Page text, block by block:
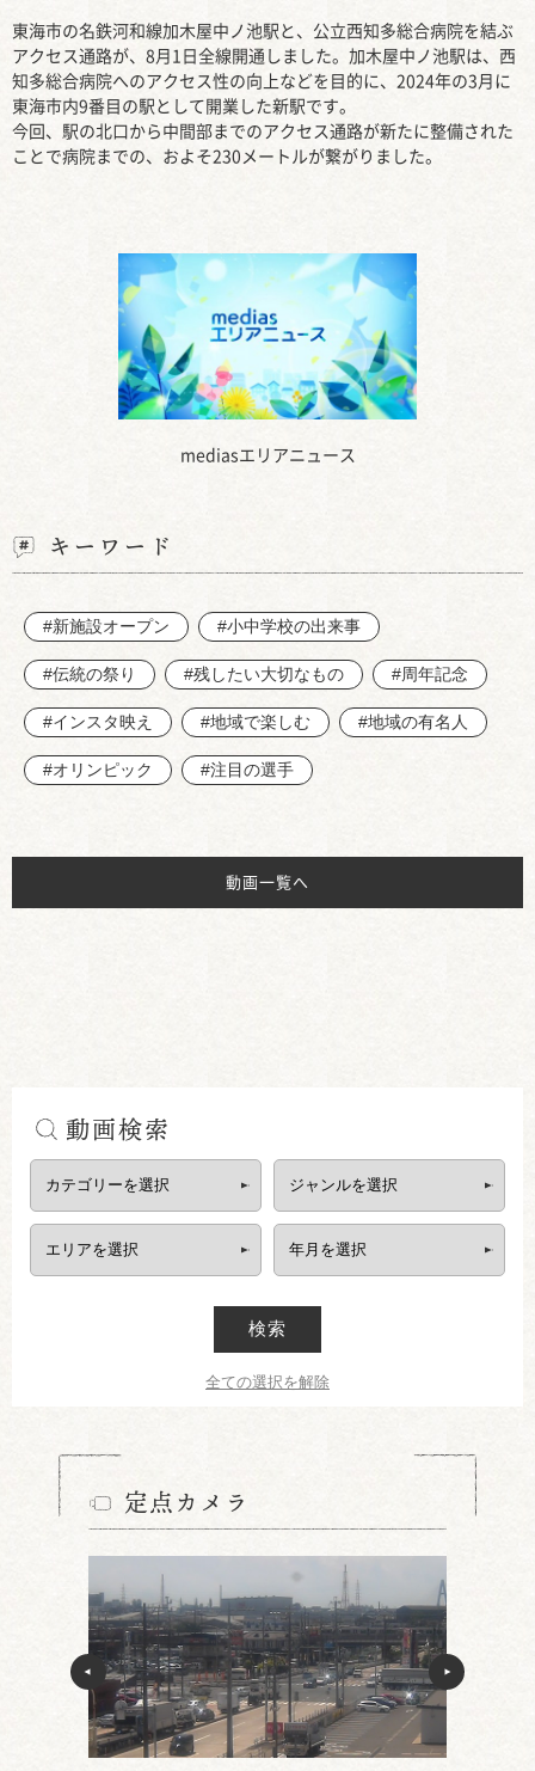
mediasエリアニュース
東海市の名鉄河和線加木屋中ノ池駅と、公立西知多総合病院を結ぶ
アクセス通路が、8月1日全線開通しました。加木屋中ノ池駅は、西
知多総合病院へのアクセス性の向上などを目的に、2024年の3月に
東海市内9番目の駅として開業した新駅です。
今回、駅の北口から中間部までのアクセス通路が新たに整備された
ことで病院までの、およそ230メートルが繋がりました。
キーワード
#新施設オープン #小中学校の出来事
#伝統の祭り #残したい大切なもの #周年記念
#インスタ映え #地域で楽しむ #地域の有名人
#オリンピック #注目の選手
動画一覧へ
動画検索
検索
全ての選択を解除
定点カメラ